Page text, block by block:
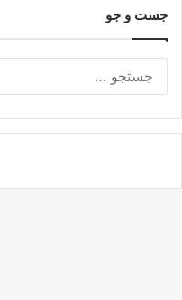
جست و جو